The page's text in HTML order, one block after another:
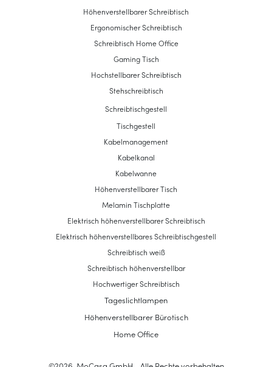
Höhenverstellbarer Schreibtisch
Ergonomischer Schreibtisch
Schreibtisch Home Office
Gaming Tisch
Hochstellbarer Schreibtisch
Stehschreibtisch
Schreibtischgestell
Tischgestell
Kabelmanagement
Kabelkanal
Kabelwanne
Höhenverstellbarer Tisch
Melamin Tischplatte
Elektrisch höhenverstellbarer Schreibtisch
Elektrisch höhenverstellbares Schreibtischgestell
Schreibtisch weiß
Schreibtisch höhenverstellbar
Hochwertiger Schreibtisch
Tageslichtlampen
Höhenverstellbarer Bürotisch
Home Office